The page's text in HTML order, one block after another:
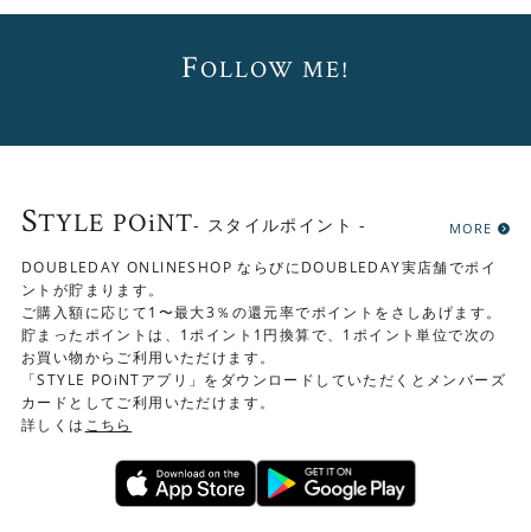
FOLLOW ME!
STYLE POiNT- スタイルポイント - MORE
DOUBLEDAY ONLINESHOP ならびにDOUBLEDAY実店舗でポイ
ントが貯まります。
ご購入額に応じて1〜最大3％の還元率でポイントをさしあげます。
貯まったポイントは、1ポイント1円換算で、1ポイント単位で次の
お買い物からご利用いただけます。
「STYLE POiNTアプリ」をダウンロードしていただくとメンバーズ
カードとしてご利用いただけます。
詳しくは こちら